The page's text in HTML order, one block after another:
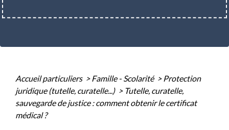
Accueil particuliers > Famille - Scolarité > Protection
juridique (tutelle, curatelle...) > Tutelle, curatelle,
sauvegarde de justice : comment obtenir le certificat
médical ?